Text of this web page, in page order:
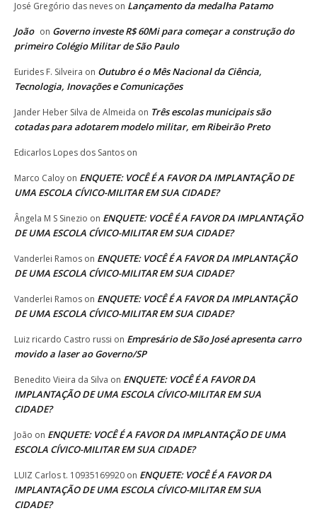
José Gregório das neves on Lançamento da medalha Patamo
João on Governo investe R$ 60Mi para começar a construção do
primeiro Colégio Militar de São Paulo
Eurides F. Silveira on Outubro é o Mês Nacional da Ciência,
Tecnologia, Inovações e Comunicações
Jander Heber Silva de Almeida on Três escolas municipais são
cotadas para adotarem modelo militar, em Ribeirão Preto
Edicarlos Lopes dos Santos on
Marco Caloy on ENQUETE: VOCÊ É A FAVOR DA IMPLANTAÇÃO DE
UMA ESCOLA CÍVICO-MILITAR EM SUA CIDADE?
Ângela M S Sinezio on ENQUETE: VOCÊ É A FAVOR DA IMPLANTAÇÃO
DE UMA ESCOLA CÍVICO-MILITAR EM SUA CIDADE?
Vanderlei Ramos on ENQUETE: VOCÊ É A FAVOR DA IMPLANTAÇÃO
DE UMA ESCOLA CÍVICO-MILITAR EM SUA CIDADE?
Vanderlei Ramos on ENQUETE: VOCÊ É A FAVOR DA IMPLANTAÇÃO
DE UMA ESCOLA CÍVICO-MILITAR EM SUA CIDADE?
Luiz ricardo Castro russi on Empresário de São José apresenta carro
movido a laser ao Governo/SP
Benedito Vieira da Silva on ENQUETE: VOCÊ É A FAVOR DA
IMPLANTAÇÃO DE UMA ESCOLA CÍVICO-MILITAR EM SUA
CIDADE?
João on ENQUETE: VOCÊ É A FAVOR DA IMPLANTAÇÃO DE UMA
ESCOLA CÍVICO-MILITAR EM SUA CIDADE?
LUIZ Carlos t. 10935169920 on ENQUETE: VOCÊ É A FAVOR DA
IMPLANTAÇÃO DE UMA ESCOLA CÍVICO-MILITAR EM SUA
CIDADE?